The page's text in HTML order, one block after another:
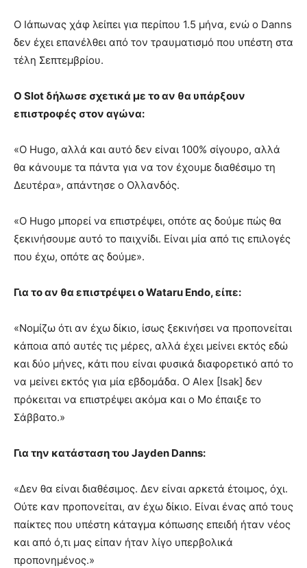
Ο Ιάπωνας χάφ λείπει για περίπου 1.5 μήνα, ενώ ο Danns
δεν έχει επανέλθει από τον τραυματισμό που υπέστη στα
τέλη Σεπτεμβρίου.
Ο Slot δήλωσε σχετικά με το αν θα υπάρξουν
επιστροφές στον αγώνα:
«Ο Hugo, αλλά και αυτό δεν είναι 100% σίγουρο, αλλά
θα κάνουμε τα πάντα για να τον έχουμε διαθέσιμο τη
Δευτέρα», απάντησε ο Ολλανδός.
«Ο Hugo μπορεί να επιστρέψει, οπότε ας δούμε πώς θα
ξεκινήσουμε αυτό το παιχνίδι. Είναι μία από τις επιλογές
που έχω, οπότε ας δούμε».
Για το αν θα επιστρέψει ο Wataru Endo, είπε:
«Νομίζω ότι αν έχω δίκιο, ίσως ξεκινήσει να προπονείται
κάποια από αυτές τις μέρες, αλλά έχει μείνει εκτός εδώ
και δύο μήνες, κάτι που είναι φυσικά διαφορετικό από το
να μείνει εκτός για μία εβδομάδα. Ο Alex [Isak] δεν
πρόκειται να επιστρέψει ακόμα και ο Μο έπαιξε το
Σάββατο.»
Για την κατάσταση του Jayden Danns:
«Δεν θα είναι διαθέσιμος. Δεν είναι αρκετά έτοιμος, όχι.
Ούτε καν προπονείται, αν έχω δίκιο. Είναι ένας από τους
παίκτες που υπέστη κάταγμα κόπωσης επειδή ήταν νέος
και από ό,τι μας είπαν ήταν λίγο υπερβολικά
προπονημένος.»